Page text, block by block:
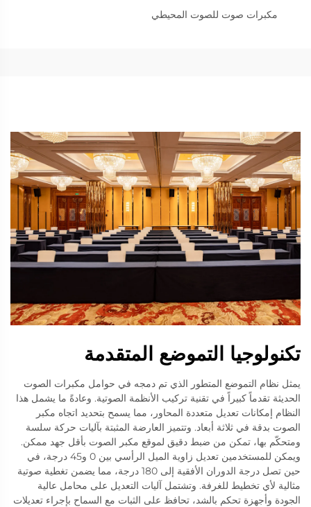
مكبرات صوت للصوت المحيطي
تكنولوجيا التموضع المتقدمة
يمثل نظام التموضع المتطور الذي تم دمجه في حوامل مكبرات الصوت
الحديثة تقدماً كبيراً في تقنية تركيب الأنظمة الصوتية. وعادةً ما يشمل هذا
النظام إمكانات تعديل متعددة المحاور، مما يسمح بتحديد اتجاه مكبر
الصوت بدقة في ثلاثة أبعاد. وتتميز العارضة المثبتة بآليات حركة سلسة
ومتحكّم بها، تمكن من ضبط دقيق لموقع مكبر الصوت بأقل جهد ممكن.
ويمكن للمستخدمين تعديل زاوية الميل الرأسي بين 0 و45 درجة، في
حين تصل درجة الدوران الأفقية إلى 180 درجة، مما يضمن تغطية صوتية
مثالية لأي تخطيط للغرفة. وتشتمل آليات التعديل على محامل عالية
الجودة وأجهزة تحكم بالشد، تحافظ على الثبات مع السماح بإجراء تعديلات